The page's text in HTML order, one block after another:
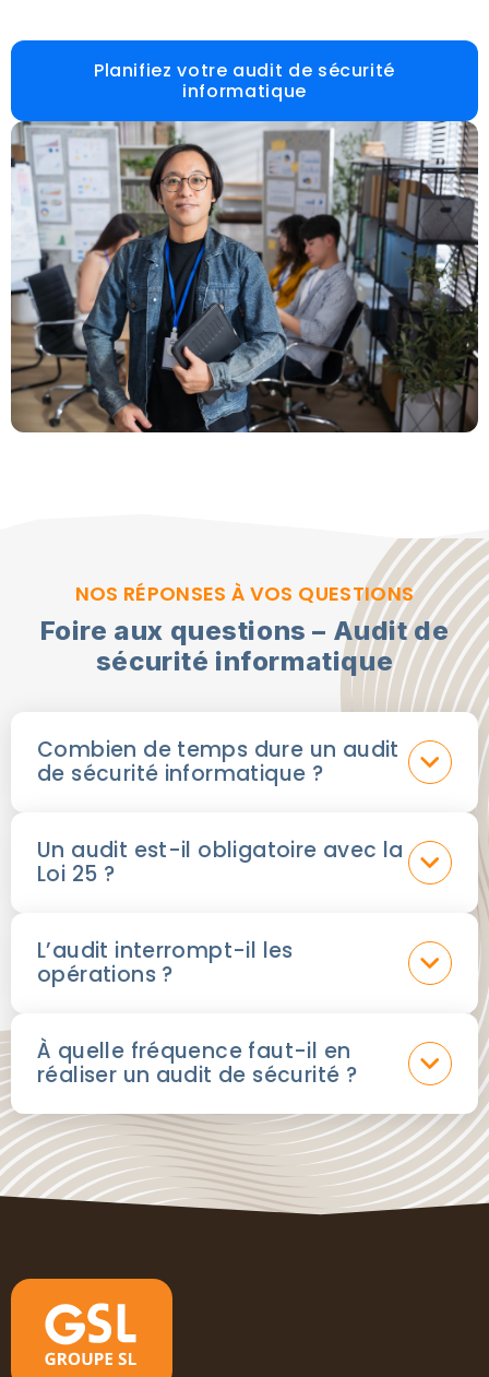
Planifiez votre audit de sécurité
informatique
NOS RÉPONSES À VOS QUESTIONS
Foire aux questions – Audit de
sécurité informatique
Combien de temps dure un audit
de sécurité informatique ?
Un audit est-il obligatoire avec la
Loi 25 ?
L’audit interrompt-il les
opérations ?
À quelle fréquence faut-il en
réaliser un audit de sécurité ?